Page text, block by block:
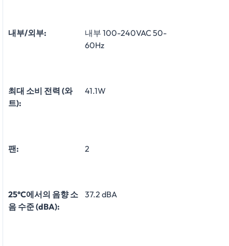
내부/외부:
내부 100-240VAC 50-
60Hz
최대 소비 전력 (와
트):
41.1W
팬: 2
25°C에서의 음향 소
음 수준 (dBA):
37.2 dBA